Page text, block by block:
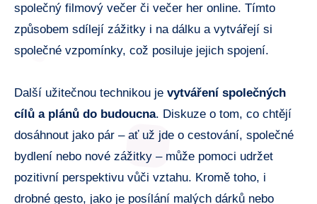
společný filmový večer či večer her online. Tímto
způsobem sdílejí zážitky i na dálku a vytvářejí si
společné vzpomínky, což posiluje jejich spojení.
Další užitečnou technikou je vytváření společných
cílů a plánů do budoucna. Diskuze o tom, co chtějí
dosáhnout jako pár – ať už jde o cestování, společné
bydlení nebo nové zážitky – může pomoci udržet
pozitivní perspektivu vůči vztahu. Kromě toho, i
drobné gesto, jako je posílání malých dárků nebo